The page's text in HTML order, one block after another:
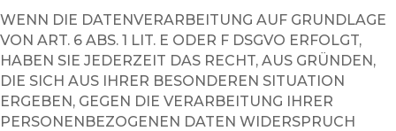
WENN DIE DATENVERARBEITUNG AUF GRUNDLAGE
VON ART. 6 ABS. 1 LIT. E ODER F DSGVO ERFOLGT,
HABEN SIE JEDERZEIT DAS RECHT, AUS GRÜNDEN,
DIE SICH AUS IHRER BESONDEREN SITUATION
ERGEBEN, GEGEN DIE VERARBEITUNG IHRER
PERSONENBEZOGENEN DATEN WIDERSPRUCH